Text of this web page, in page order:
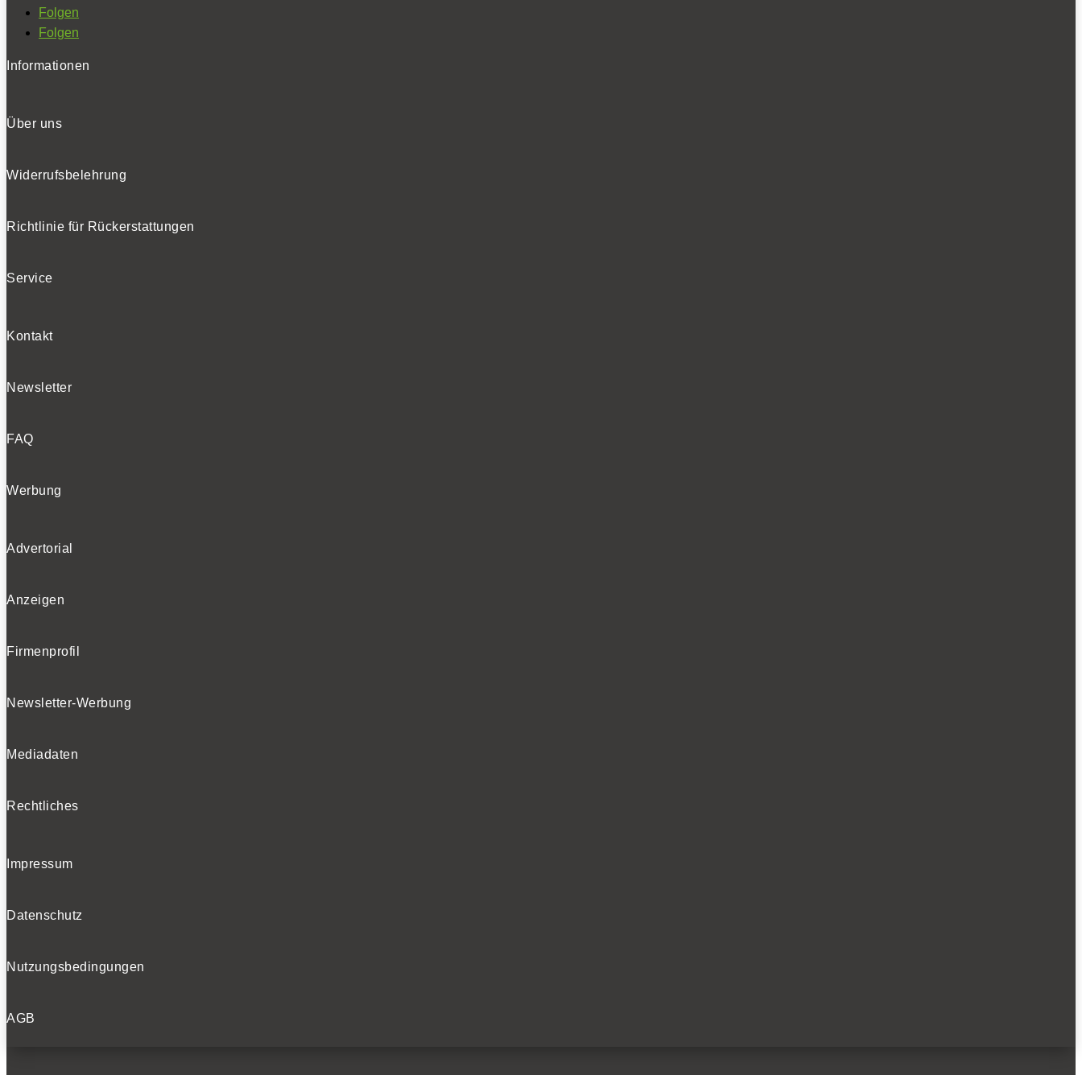
Folgen
Folgen
Informationen
Über uns
Widerrufsbelehrung
Richtlinie für Rückerstattungen
Service
Kontakt
Newsletter
FAQ
Werbung
Advertorial
Anzeigen
Firmenprofil
Newsletter-Werbung
Mediadaten
Rechtliches
Impressum
Datenschutz
Nutzungsbedingungen
AGB